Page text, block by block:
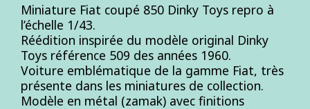
Miniature Fiat coupé 850 Dinky Toys repro à
l’échelle 1/43.
Réédition inspirée du modèle original Dinky
Toys référence 509 des années 1960.
Voiture emblématique de la gamme Fiat, très
présente dans les miniatures de collection.
Modèle en métal (zamak) avec finitions